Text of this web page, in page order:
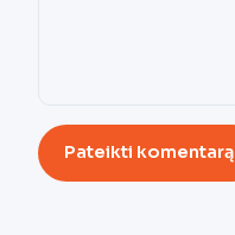
Pateikti komentarą